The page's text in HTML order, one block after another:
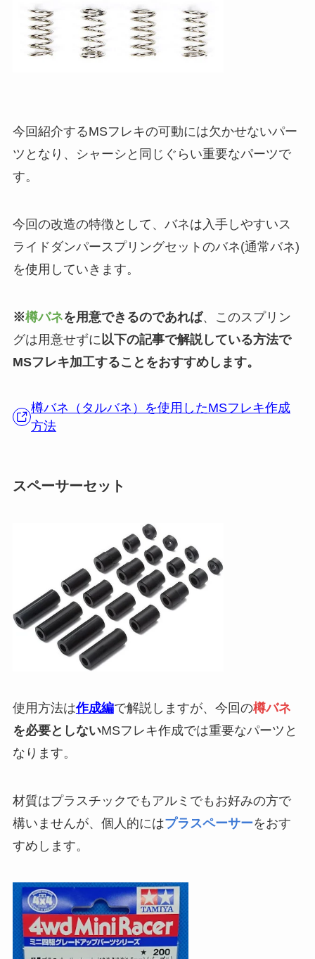
今回紹介するMSフレキの可動には欠かせないパー
ツとなり、シャーシと同じぐらい重要なパーツで
す。
今回の改造の特徴として、バネは入手しやすいス
ライドダンパースプリングセットのバネ(通常バネ)
を使用していきます。
※樽バネを用意できるのであれば、このスプリン
グは用意せずに 以下の記事で解説している方法で
MSフレキ加工することをおすすめします。
樽バネ（タルバネ）を使用したMSフレキ作成
方法
スペーサーセット
使用方法は作成編で解説しますが、今回の樽バネ
を必要としないMSフレキ作成では重要なパーツと
なります。
材質はプラスチックでもアルミでもお好みの方で
構いませんが、個人的にはプラスペーサーをおす
すめします。